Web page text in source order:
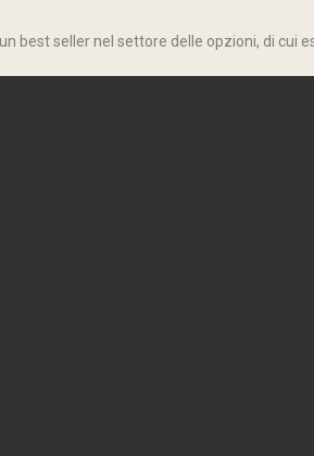
best seller nel settore delle opzioni, di cui